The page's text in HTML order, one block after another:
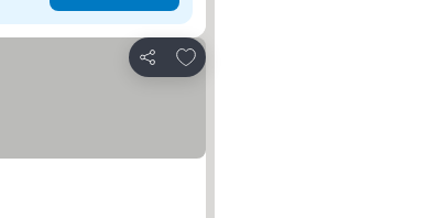
Partilhar
Adicionar aos favoritos